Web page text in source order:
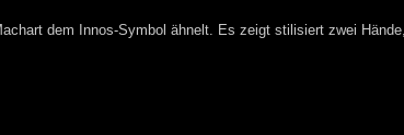
dem Innos-Symbol ähnelt. Es zeigt stilisiert zwei